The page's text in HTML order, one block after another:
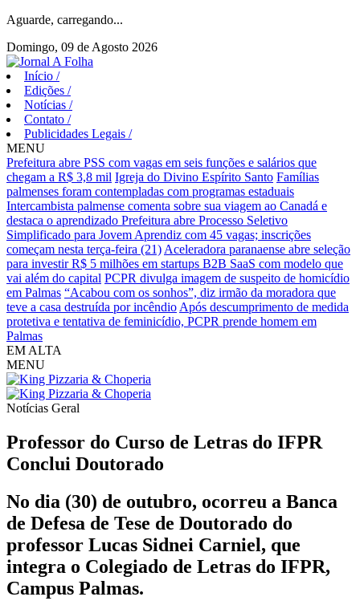
Aguarde, carregando...
Domingo, 09 de Agosto 2026
Início /
Edições /
Notícias /
Contato /
Publicidades Legais /
MENU
Prefeitura abre PSS com vagas em seis funções e salários que
chegam a R$ 3,8 mil Igreja do Divino Espírito Santo Famílias
palmenses foram contempladas com programas estaduais
Intercambista palmense comenta sobre sua viagem ao Canadá e
destaca o aprendizado Prefeitura abre Processo Seletivo
Simplificado para Jovem Aprendiz com 45 vagas; inscrições
começam nesta terça-feira (21) Aceleradora paranaense abre seleção
para investir R$ 5 milhões em startups B2B SaaS com modelo que
vai além do capital PCPR divulga imagem de suspeito de homicídio
em Palmas “Acabou com os sonhos”, diz irmão da moradora que
teve a casa destruída por incêndio Após descumprimento de medida
protetiva e tentativa de feminicídio, PCPR prende homem em
Palmas
EM ALTA
MENU
Notícias Geral
Professor do Curso de Letras do IFPR
Conclui Doutorado
No dia (30) de outubro, ocorreu a Banca
de Defesa de Tese de Doutorado do
professor Lucas Sidnei Carniel, que
integra o Colegiado de Letras do IFPR,
Campus Palmas.